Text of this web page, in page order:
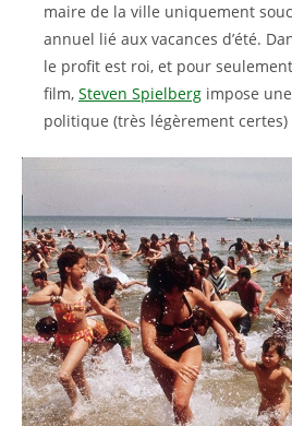
maire de la ville uniquement
annuel lié aux vacances d’été.
le profit est roi, et pour
film, Steven Spielberg impose
politique (très légèrement